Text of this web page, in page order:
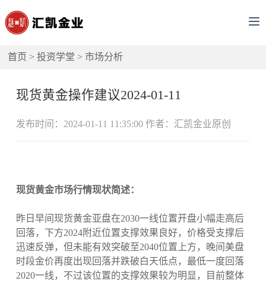
首页 >投资学堂 >市场分析
现货黄金操作建议2024-01-11
发布时间：2024-01-11 11:35:00 作者：汇凯金业原创
现货黄金市场行情现状简述：
昨日早间现货黄金亚盘在2030一线位置开盘小幅走高后
回落，下方2024附近位置支撑效果良好，价格受支撑后
迅速反弹，但未能有效突破至2040位置上方，晚间美盘
时段金价再度出现回落并跌破白天低点，最低一度回落
2020一线，不过该位置的支撑效果较为明显，目前整体